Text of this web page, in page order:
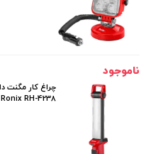
ناموجود
Ronix RH-4238